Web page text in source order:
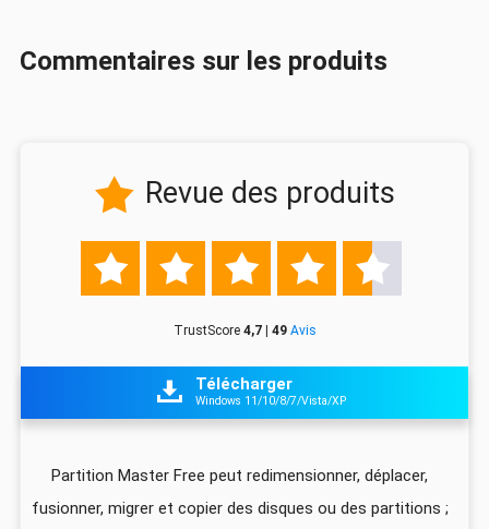
Commentaires sur les produits
 Revue des produits
    
TrustScore 4,7 | 49 Avis
 Télécharger
Windows 11/10/8/7/Vista/XP
Partition Master Free peut redimensionner, déplacer,
fusionner, migrer et copier des disques ou des partitions ;